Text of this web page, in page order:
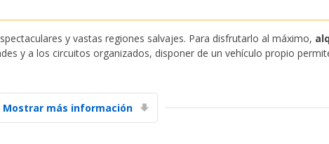
y vastas regiones salvajes. Para disfrutarlo al máximo,
y a los circuitos organizados, disponer de un vehículo propio
Mostrar más información